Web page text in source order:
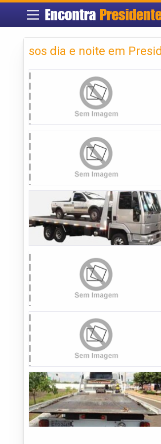
Encontra
sos dia e noite em